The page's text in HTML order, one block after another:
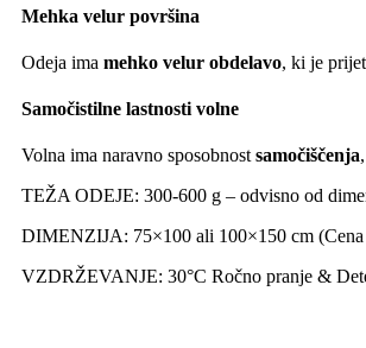
Mehka velur površina
Odeja ima mehko velur obdelavo, ki je
Samočistilne lastnosti volne
Volna ima naravno sposobnostsamočiščenja
TEŽA ODEJE: 300-600 g – odvisno od
DIMENZIJA: 75×100 ali 100×150 cm (Cena
VZDRŽEVANJE: 30°C Ročno pranje &